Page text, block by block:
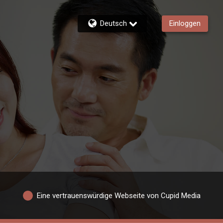
Deutsch Einloggen
Eine vertrauenswürdige Webseite von Cupid Media